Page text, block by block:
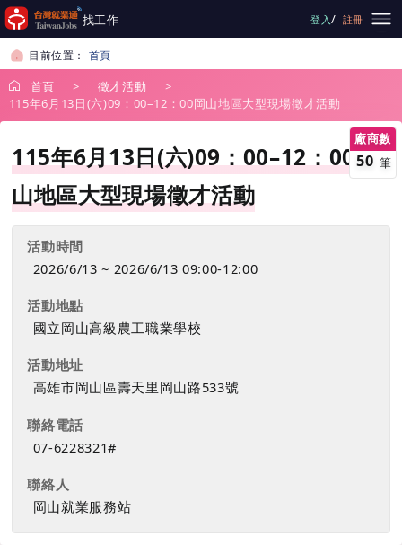
跳到主要內容
找工作 登入/ 註冊
目前位置： 首頁
首頁
徵才活動
115年6月13日(六)09：00–12：00岡山地區大型現場徵才活動
115年6月13日(六)09：00–12：00岡
山地區大型現場徵才活動
廠商數
50 筆
活動時間
2026/6/13 ~ 2026/6/13 09:00-12:00
活動地點
國立岡山高級農工職業學校
活動地址
高雄市岡山區壽天里岡山路533號
聯絡電話
07-6228321#
聯絡人
岡山就業服務站